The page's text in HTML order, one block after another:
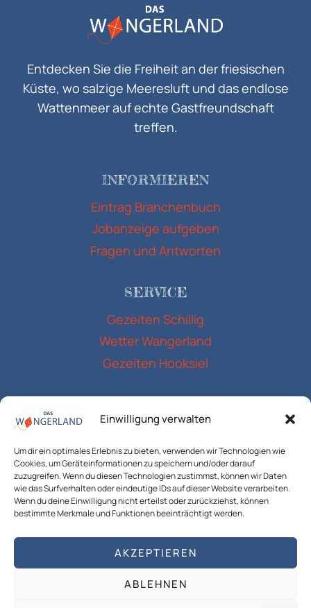
Einwilligung verwalten
Um dir ein optimales Erlebnis zu bieten, verwenden wir Technologien wie
Cookies, um Geräteinformationen zu speichern und/oder darauf
zuzugreifen. Wenn du diesen Technologien zustimmst, können wir Daten
wie das Surfverhalten oder eindeutige IDs auf dieser Website verarbeiten.
Wenn du deine Einwilligung nicht erteilst oder zurückziehst, können
bestimmte Merkmale und Funktionen beeinträchtigt werden.
AKZEPTIEREN
ABLEHNEN
Entdecken Sie die Freiheit an der friesischen
Küste, wo salzige Meeresluft und das endlose
Wattenmeer auf echte Gastfreundschaft
treffen.
INFORMIEREN
Eintrag Branchenbuch
Jobanzeige aufgeben
Fragen und Antworten
SERVICE
Gezeiten Schillig
Wetter Wangerland
Gezeiten Hooksiel
Datenschutzerklärung
Cookie-Richtlinie (EU)
AGB`s
© 2026 das Wangerland T4 Consulting die